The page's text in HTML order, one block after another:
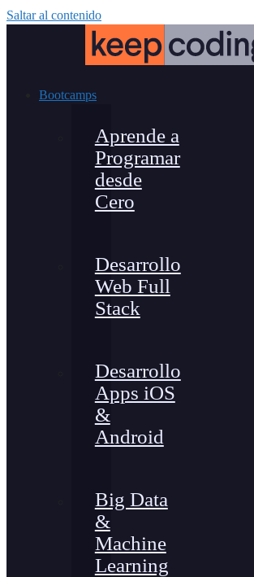
Saltar al contenido
Bootcamps
Aprende a
Programar
desde
Cero
Desarrollo
Web Full
Stack
Desarrollo
Apps iOS
&
Android
Big Data
&
Machine
Learning